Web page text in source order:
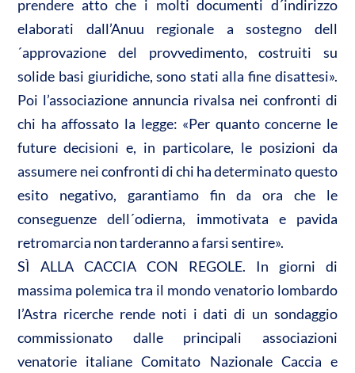
prendere atto che i molti documenti d´indirizzo
elaborati dall’Anuu regionale a sostegno dell
´approvazione del provvedimento, costruiti su
solide basi giuridiche, sono stati alla fine disattesi».
Poi l’associazione annuncia rivalsa nei confronti di
chi ha affossato la legge: «Per quanto concerne le
future decisioni e, in particolare, le posizioni da
assumere nei confronti di chi ha determinato questo
esito negativo, garantiamo fin da ora che le
conseguenze dell´odierna, immotivata e pavida
retromarcia non tarderanno a farsi sentire».
SÌ ALLA CACCIA CON REGOLE. In giorni di
massima polemica tra il mondo venatorio lombardo
l’Astra ricerche rende noti i dati di un sondaggio
commissionato dalle principali associazioni
venatorie italiane Comitato Nazionale Caccia e